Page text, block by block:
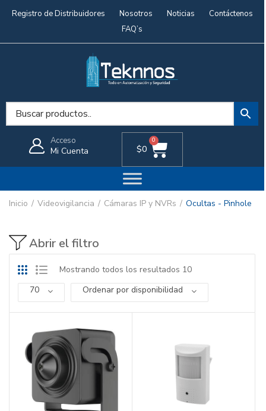
Registro de Distribuidores Nosotros Noticias
Contáctenos
FAQ’s
Acceso
Mi Cuenta $0
0
Inicio Videovigilancia Cámaras IP y NVRs Ocultas - Pinhole
Abrir el filtro
Mostrando todos los resultados 10
70
Ordenar por disponibilidad